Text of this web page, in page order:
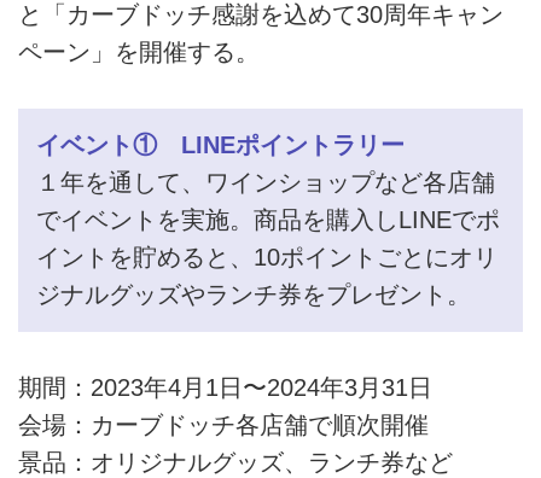
と「カーブドッチ感謝を込めて30周年キャン
ペーン」を開催する。
イベント① LINEポイントラリー
１年を通して、ワインショップなど各店舗
でイベントを実施。商品を購入しLINEでポ
イントを貯めると、10ポイントごとにオリ
ジナルグッズやランチ券をプレゼント。
期間：2023年4月1日〜2024年3月31日
会場：カーブドッチ各店舗で順次開催
景品：オリジナルグッズ、ランチ券など